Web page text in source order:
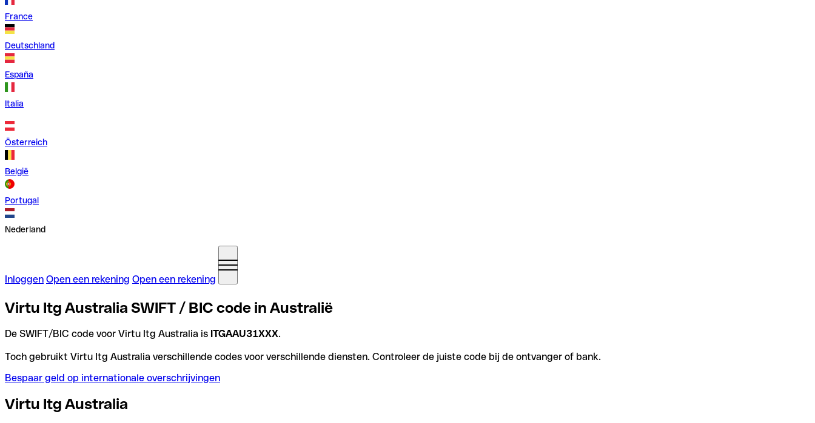
France
Deutschland
España
Italia
Österreich
België
Portugal
Nederland
Inloggen Open een rekening Open een rekening
Virtu Itg Australia SWIFT / BIC code in Australië
De SWIFT/BIC code voor Virtu Itg Australia is ITGAAU31XXX.
Toch gebruikt Virtu Itg Australia verschillende codes voor verschillende diensten. Controleer de juiste code bij de ontvanger of bank.
Bespaar geld op internationale overschrijvingen
Virtu Itg Australia